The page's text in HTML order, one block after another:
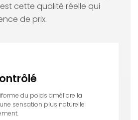
cette qualité réelle qui
de prix.
du poids améliore la
sensation plus naturelle